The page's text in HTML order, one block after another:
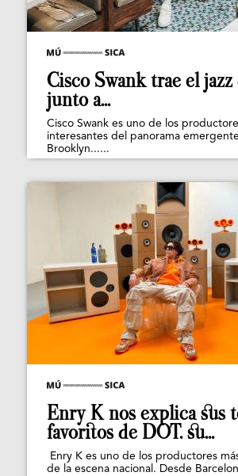
Cisco Swank trae el
junto a...
Cisco Swank es uno de los
interesantes del panorama
Brooklyn......
Enry K nos explica sus
favoritos de DOT. su...
Enry K es uno de los productores
de la escena nacional. Desde